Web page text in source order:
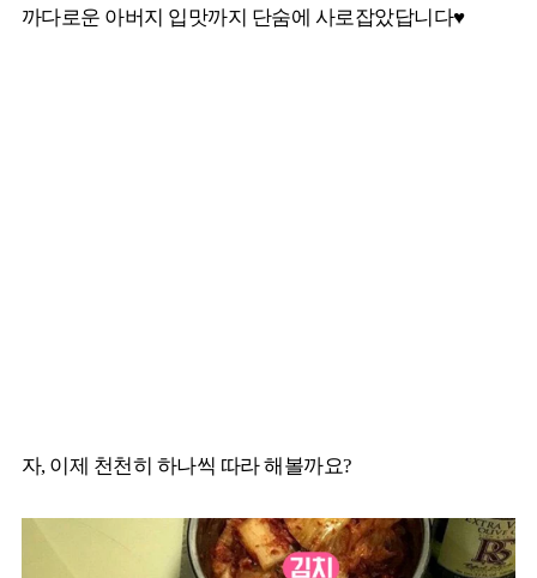
까다로운 아버지 입맛까지 단숨에 사로잡았답니다♥
자, 이제 천천히 하나씩 따라 해볼까요?